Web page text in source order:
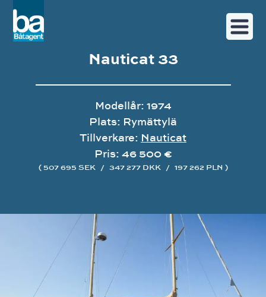
Nauticat 33
Modellår: 1974
Plats: Rymättylä
Tillverkare: Nauticat
Pris: 46 500 €
( 507 695 SEK / 347 277 DKK / 197 262 PLN )